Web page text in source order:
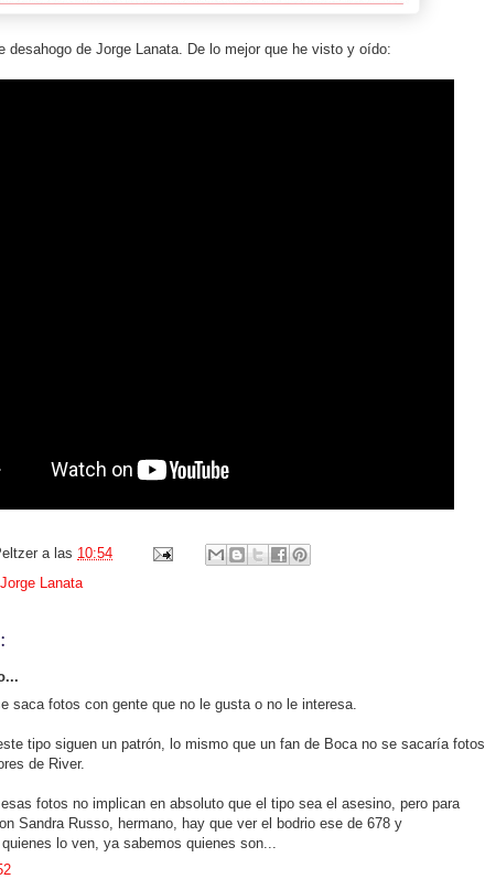
desahogo de Jorge Lanata. De lo mejor que he visto y oído:
a las 10:54
Jorge Lanata
saca fotos con gente que no le gusta o no le interesa.
tipo siguen un patrón, lo mismo que un fan de Boca no se sacaría fotos
de River.
fotos no implican en absoluto que el tipo sea el asesino, pero para
Sandra Russo, hermano, hay que ver el bodrio ese de 678 y
lo ven, ya sabemos quienes son...